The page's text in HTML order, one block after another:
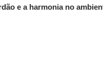
e a harmonia no